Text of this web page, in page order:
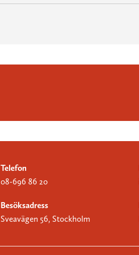
Telefon
08-696 86 20
Besöksadress
Sveavägen 56, Stockholm